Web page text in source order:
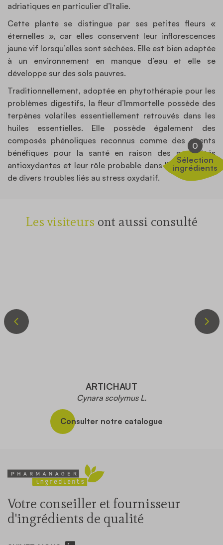
0
Sélection
ingrédients
adriatiques en particulier d’Italie.
Cette plante se distingue par ses petites fleurs «
éternelles », car elles conservent leur inflorescences
jaune vif lorsqu’elles sont séchées. Elle est bien adaptée
à un environnement en manque d’eau et elle se
développe sur des sols pauvres.
Traditionnellement, adoptée en phytothérapie pour les
problèmes digestifs, la fleur d’Immortelle possède des
terpènes volatiles essentiellement retrouvés dans les
huiles essentielles. Elle possède également des
composés phénoliques reconnus comme des agents
bénéfiques pour la santé en raison des propriétés
antioxydantes et leur rôle probable dans l’amélioration
de divers troubles liés au stress oxydatif.
Les visiteurs ont aussi consulté
ARTICHAUT
Cynara scolymus L.
Consulter notre catalogue
Votre conseiller et fournisseur
d'ingrédients de qualité